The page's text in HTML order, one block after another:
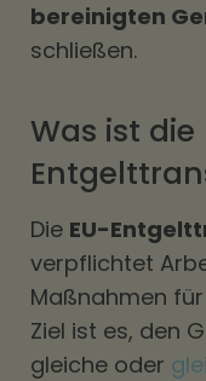
bereinigten
schließen.
Was ist die
Die EU-
verpflichtet
Maßnahmen
Ziel ist es, den
gleiche oder